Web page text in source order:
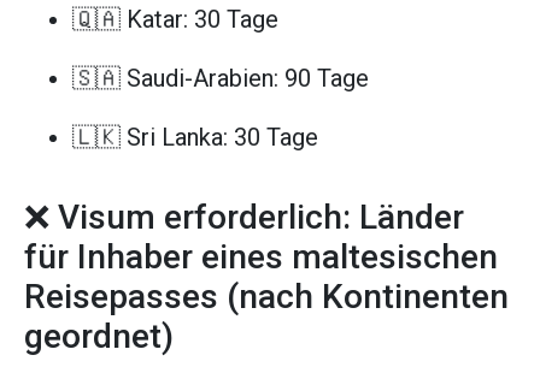
🇶🇦 Katar: 30 Tage
🇸🇦 Saudi-Arabien: 90 Tage
🇱🇰 Sri Lanka: 30 Tage
❌ Visum erforderlich: Länder
für Inhaber eines maltesischen
Reisepasses (nach Kontinenten
geordnet)